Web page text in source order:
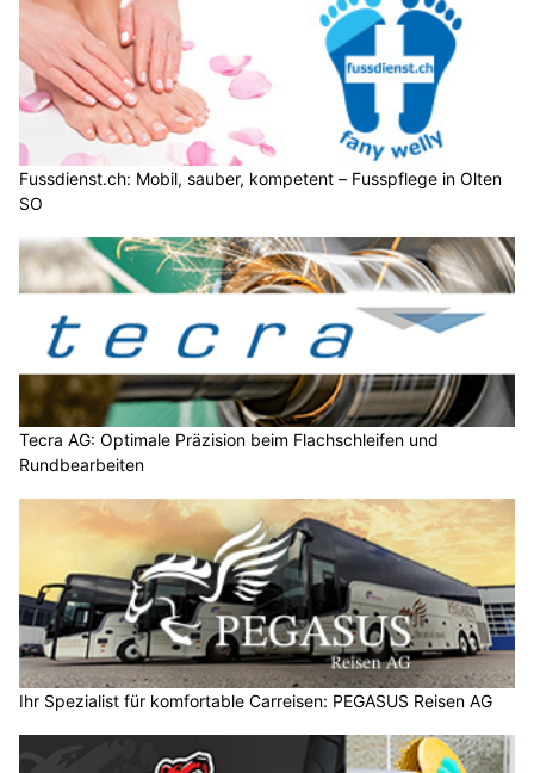
Fussdienst.ch: Mobil, sauber, kompetent – Fusspflege in Olten
SO
Tecra AG: Optimale Präzision beim Flachschleifen und
Rundbearbeiten
Ihr Spezialist für komfortable Carreisen: PEGASUS Reisen AG